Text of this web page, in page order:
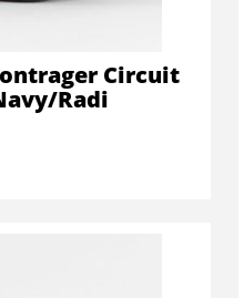
Circuit
Radi